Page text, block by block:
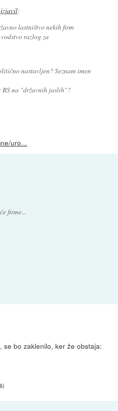
izjavil:
lastništvo nekih firm
razlog za
nastavljen? Seznam imen
RS na "državnih jaslih"?
uro...
firme...
se bo zaklenilo, ker že obstaja:
)